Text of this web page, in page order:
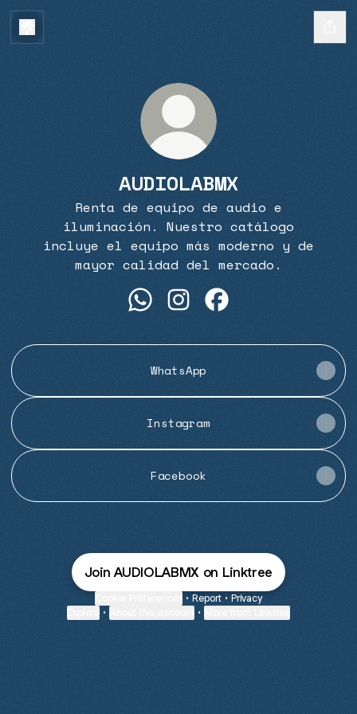
AUDIOLABMX
Renta de equipo de audio e
iluminación. Nuestro catálogo
incluye el equipo más moderno y de
mayor calidad del mercado.
AUDIOLABMX WhatsApp
AUDIOLABMX Instagram
AUDIOLABMX
WhatsApp
Instagram
Facebook
Join AUDIOLABMX on Linktree
• Report • Privacy
• •